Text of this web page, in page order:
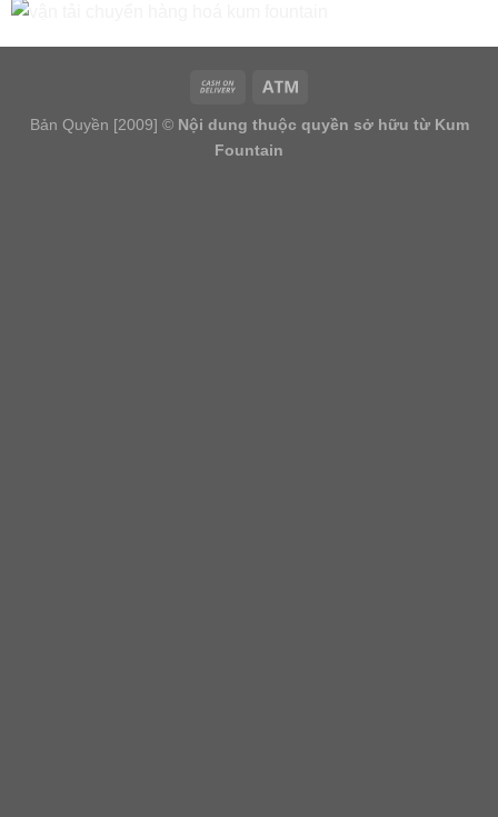
Bản Quyền [2009] © Nội dung thuộc quyền sở hữu từ Kum
Fountain